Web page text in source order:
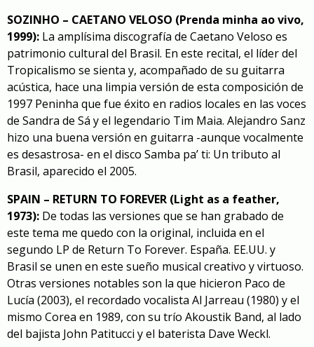
SOZINHO – CAETANO VELOSO (Prenda minha ao vivo,
1999): La amplísima discografía de Caetano Veloso es
patrimonio cultural del Brasil. En este recital, el líder del
Tropicalismo se sienta y, acompañado de su guitarra
acústica, hace una limpia versión de esta composición de
1997 Peninha que fue éxito en radios locales en las voces
de Sandra de Sá y el legendario Tim Maia. Alejandro Sanz
hizo una buena versión en guitarra -aunque vocalmente
es desastrosa- en el disco Samba pa’ ti: Un tributo al
Brasil, aparecido el 2005.
SPAIN – RETURN TO FOREVER (Light as a feather,
1973): De todas las versiones que se han grabado de
este tema me quedo con la original, incluida en el
segundo LP de Return To Forever. España. EE.UU. y
Brasil se unen en este sueño musical creativo y virtuoso.
Otras versiones notables son la que hicieron Paco de
Lucía (2003), el recordado vocalista Al Jarreau (1980) y el
mismo Corea en 1989, con su trío Akoustik Band, al lado
del bajista John Patitucci y el baterista Dave Weckl.